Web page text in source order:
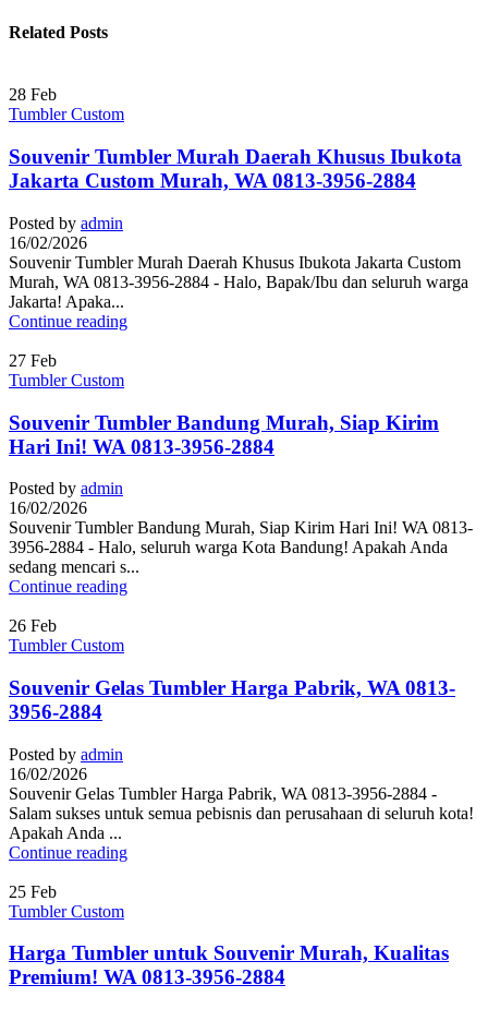
Related Posts
28 Feb
Tumbler Custom
Souvenir Tumbler Murah Daerah Khusus Ibukota
Jakarta Custom Murah, WA 0813-3956-2884
Posted by admin
16/02/2026
Souvenir Tumbler Murah Daerah Khusus Ibukota Jakarta Custom
Murah, WA 0813-3956-2884 - Halo, Bapak/Ibu dan seluruh warga
Jakarta! Apaka...
Continue reading
27 Feb
Tumbler Custom
Souvenir Tumbler Bandung Murah, Siap Kirim
Hari Ini! WA 0813-3956-2884
Posted by admin
16/02/2026
Souvenir Tumbler Bandung Murah, Siap Kirim Hari Ini! WA 0813-
3956-2884 - Halo, seluruh warga Kota Bandung! Apakah Anda
sedang mencari s...
Continue reading
26 Feb
Tumbler Custom
Souvenir Gelas Tumbler Harga Pabrik, WA 0813-
3956-2884
Posted by admin
16/02/2026
Souvenir Gelas Tumbler Harga Pabrik, WA 0813-3956-2884 -
Salam sukses untuk semua pebisnis dan perusahaan di seluruh kota!
Apakah Anda ...
Continue reading
25 Feb
Tumbler Custom
Harga Tumbler untuk Souvenir Murah, Kualitas
Premium! WA 0813-3956-2884